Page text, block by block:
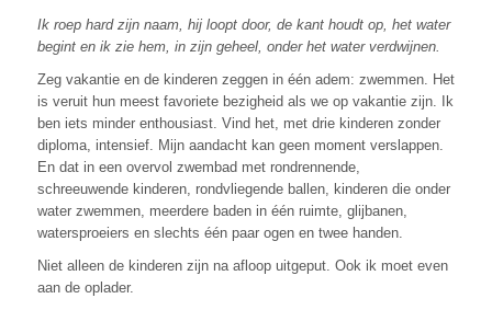
Ik roep hard zijn naam, hij loopt door, de kant houdt op, het water
begint en ik zie hem, in zijn geheel, onder het water verdwijnen.
Zeg vakantie en de kinderen zeggen in één adem: zwemmen. Het
is veruit hun meest favoriete bezigheid als we op vakantie zijn. Ik
ben iets minder enthousiast. Vind het, met drie kinderen zonder
diploma, intensief. Mijn aandacht kan geen moment verslappen.
En dat in een overvol zwembad met rondrennende,
schreeuwende kinderen, rondvliegende ballen, kinderen die onder
water zwemmen, meerdere baden in één ruimte, glijbanen,
watersproeiers en slechts één paar ogen en twee handen.
Niet alleen de kinderen zijn na afloop uitgeput. Ook ik moet even
aan de oplader.